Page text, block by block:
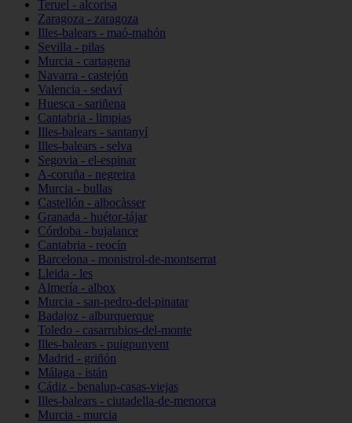
Teruel - alcorisa
Zaragoza - zaragoza
Illes-balears - maó-mahón
Sevilla - pilas
Murcia - cartagena
Navarra - castejón
Valencia - sedaví
Huesca - sariñena
Cantabria - limpias
Illes-balears - santanyí
Illes-balears - selva
Segovia - el-espinar
A-coruña - negreira
Murcia - bullas
Castellón - albocàsser
Granada - huétor-tájar
Córdoba - bujalance
Cantabria - reocín
Barcelona - monistrol-de-montserrat
Lleida - les
Almería - albox
Murcia - san-pedro-del-pinatar
Badajoz - alburquerque
Toledo - casarrubios-del-monte
Illes-balears - puigpunyent
Madrid - griñón
Málaga - istán
Cádiz - benalup-casas-viejas
Illes-balears - ciutadella-de-menorca
Murcia - murcia